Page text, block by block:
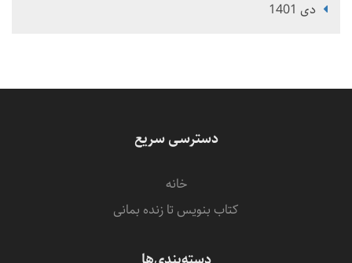
دی 1401
دسترسی سریع
خانه
کتاب بنویس تا زنده بمانی